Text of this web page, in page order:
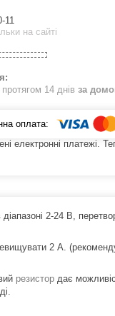
11
на сайті
14 днів за
електронні платежі.
2-24 В,
2 А.
резистор дає